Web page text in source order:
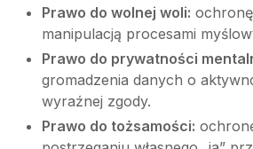
Prawo do wolnej woli:
manipulacją procesami
Prawo do prywatności
gromadzenia danych o
wyraźnej zgody.
Prawo do tożsamości: